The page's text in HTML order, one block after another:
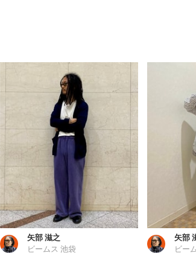
矢部 滋之
ビームス 池袋
矢部
ビー